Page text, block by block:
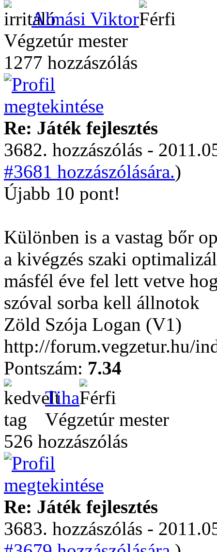
Almási Viktor
Végzetúr mester
1277 hozzászólás
Re: Játék fejlesztés
3682. hozzászólás -
#3681 hozzászólására.)
Újabb 10 pont!
Különben is a vastag bőr
a kivégzés szaki
másfél éve fel lett vetve
szóval sorba kell állnotok
Zöld Szója Logan (V1)
http://forum.vegzetur.hu/
Pontszám: 7.34
Tiha
Végzetúr mester
526 hozzászólás
Re: Játék fejlesztés
3683. hozzászólás -